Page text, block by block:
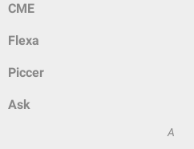
CME
Flexa
Piccer
Ask
A